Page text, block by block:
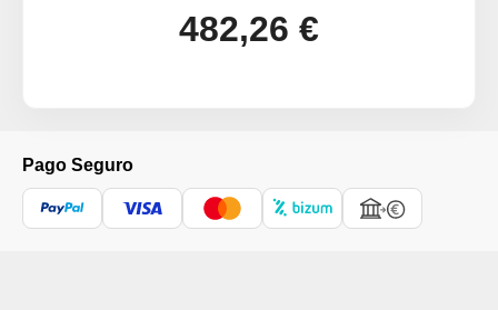
Pago Seguro
482,26 €